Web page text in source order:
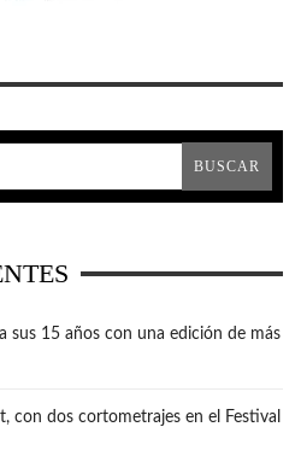
sus 15 años con una edición de más
con dos cortometrajes en el Festival